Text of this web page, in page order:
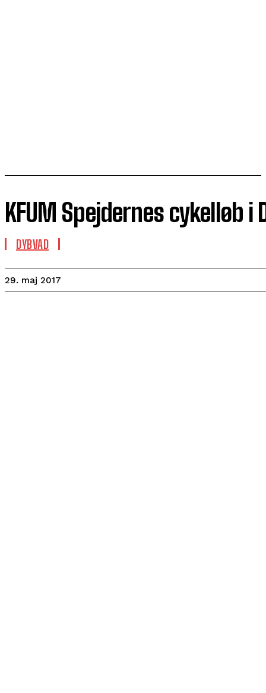
KFUM Spejdernes cykelløb i
DYBVAD
29. maj 2017